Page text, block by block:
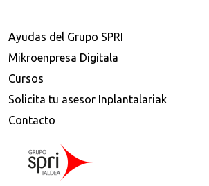
Ayudas del Grupo SPRI
Mikroenpresa Digitala
Cursos
Solicita tu asesor Inplantalariak
Contacto